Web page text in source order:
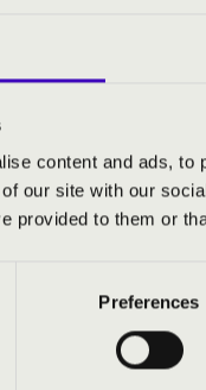
content and ads,
our site with our
provided to them or
Preferences
Bereg vármegye
JEGYÁRAK
Zenekar-
díjas
- karmester